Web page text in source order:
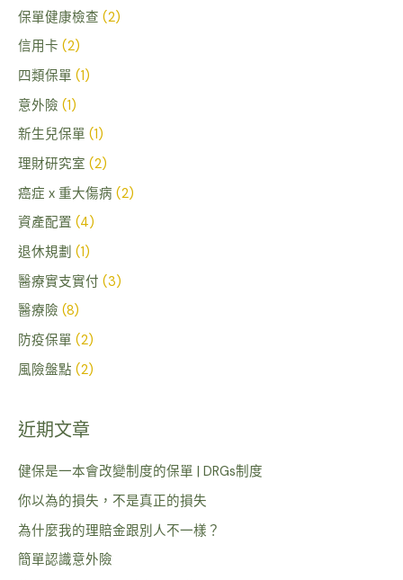
:保單健康檢查 (2)
信用卡 (2)
四類保單 (1)
意外險 (1)
新生兒保單 (1)
理財研究室 (2)
癌症 x 重大傷病 (2)
資產配置 (4)
退休規劃 (1)
醫療實支實付 (3)
醫療險 (8)
防疫保單 (2)
風險盤點 (2)
近期文章
健保是一本會改變制度的保單 | DRGs制度
你以為的損失，不是真正的損失
為什麼我的理賠金跟別人不一樣？
簡單認識意外險